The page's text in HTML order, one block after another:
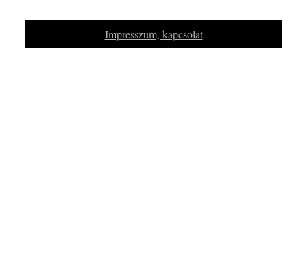
Impresszum, kapcsolat